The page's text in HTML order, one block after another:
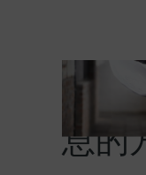
HIT
息的